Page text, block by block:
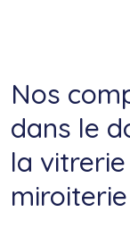
Nos
dans le
la
miroiterie